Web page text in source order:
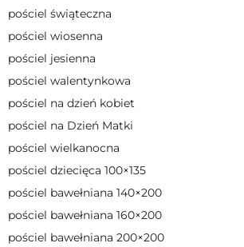
pościel świąteczna
pościel wiosenna
pościel jesienna
pościel walentynkowa
pościel na dzień kobiet
pościel na Dzień Matki
pościel wielkanocna
pościel dziecięca 100×135
pościel bawełniana 140×200
pościel bawełniana 160×200
pościel bawełniana 200×200